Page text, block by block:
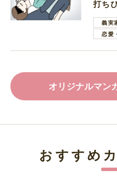
打ち
葉で
義実
恋愛
オリジナルマン
おすすめ